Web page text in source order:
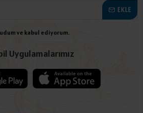
EKLE
ve kabul ediyorum.
Uygulamalarımız